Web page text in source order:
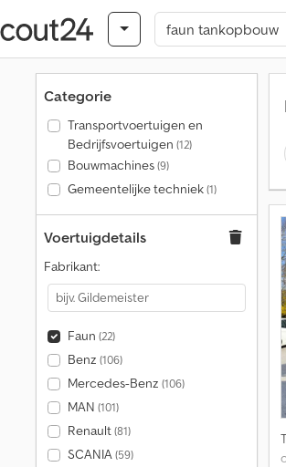
Categorie
Transportvoertuigen en
Bedrijfsvoertuigen (12)
Bouwmachines(9)
Gemeentelijke techniek(1)
Voertuigdetails
Fabrikant:
Faun (22)
Benz (106)
Mercedes-Benz (106)
MAN (101)
Renault(81)
SCANIA(59)